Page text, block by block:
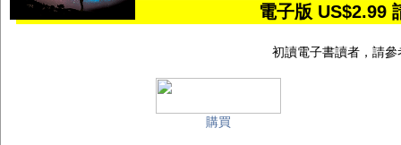
電子版 US$2.99
初讀電子書讀者，請參
購買